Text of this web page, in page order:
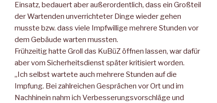
Einsatz, bedauert aber außerordentlich, dass ein Großteil
der Wartenden unverrichteter Dinge wieder gehen
musste bzw. dass viele Impfwillige mehrere Stunden vor
dem Gebäude warten mussten.
Frühzeitig hatte Groll das KuBüZ öffnen lassen, war dafür
aber vom Sicherheitsdienst später kritisiert worden.
„Ich selbst wartete auch mehrere Stunden auf die
Impfung. Bei zahlreichen Gesprächen vor Ort und im
Nachhinein nahm ich Verbesserungsvorschläge und